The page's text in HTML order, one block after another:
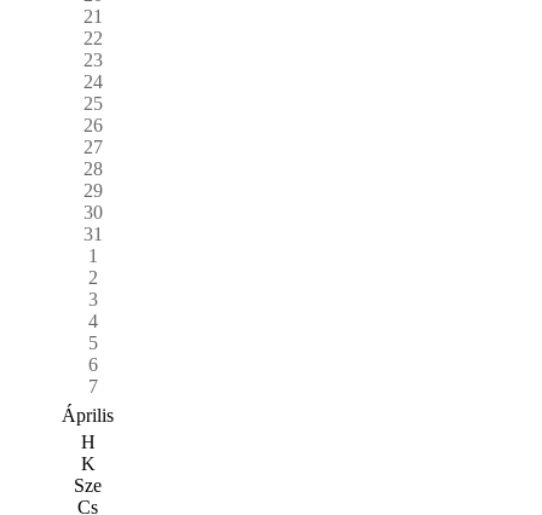
21
22
23
24
25
26
27
28
29
30
31
1
2
3
4
5
6
7
Április
H
K
Sze
Cs